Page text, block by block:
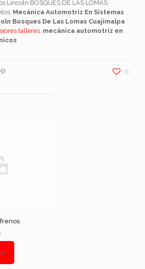
Lincoln BOSQUES DE LAS LOMAS
Mecánica Automotriz En Sistemas
Bosques De Las Lomas Cuajimalpa
talleres, mecánica automotriz en
0